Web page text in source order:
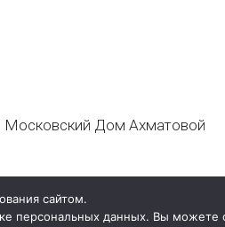
Московский Дом Ахматовой
сайтом.
персональных данных. Вы можете